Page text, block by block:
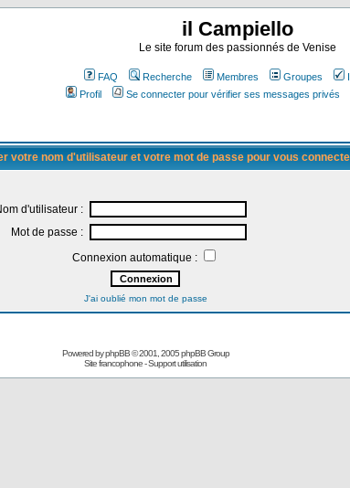
il Campiello
Le site forum des passionnés de Venise
FAQ Recherche Membres Groupes
Profil
Se connecter pour vérifier ses messages privés
votre nom d'utilisateur et votre mot de passe pour vous
d'utilisateur :
Mot de passe :
Connexion automatique :
J'ai oublié mon mot de passe
Powered byphpBB© 2001, 2005 phpBB Group
Site francophone-Support utilisation